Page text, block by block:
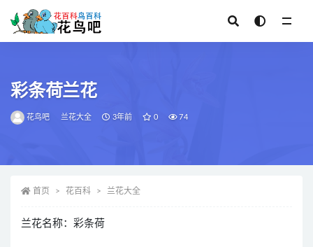
彩条荷兰花
花鸟吧 兰花大全 3年前 0 74
首页 花百科 兰花大全
兰花名称：彩条荷